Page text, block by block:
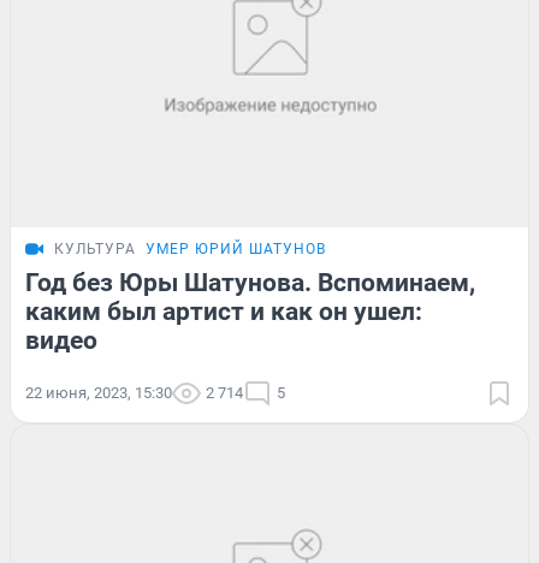
КУЛЬТУРА УМЕР ЮРИЙ ШАТУНОВ
Год без Юры Шатунова. Вспоминаем,
каким был артист и как он ушел:
видео
22 июня, 2023, 15:30 2 714 5